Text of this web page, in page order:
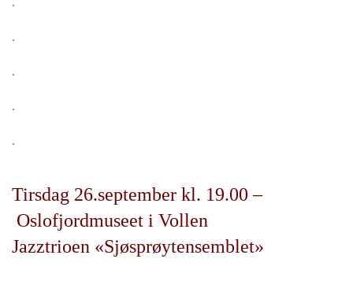
.
.
.
.
Tirsdag 26.september kl. 19.00 –
Oslofjordmuseet i Vollen
Jazztrioen «Sjøsprøytensemblet»